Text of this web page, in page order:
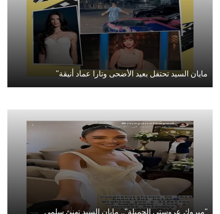
مايان السيد تحتفل بعيد الأضحى وتارا عماد أنيقة"
"مبروك عروستي الجميلة".. مايان السيد تهنئ سلمى